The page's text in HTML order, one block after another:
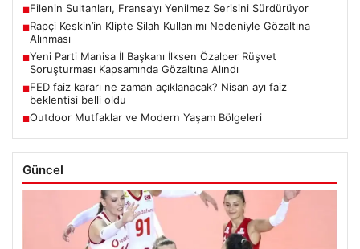
■Filenin Sultanları, Fransa’yı Yenilmez Serisini Sürdürüyor
■Rapçi Keskin’in Klipte Silah Kullanımı Nedeniyle Gözaltına
Alınması
■Yeni Parti Manisa İl Başkanı İlksen Özalper Rüşvet
Soruşturması Kapsamında Gözaltına Alındı
■FED faiz kararı ne zaman açıklanacak? Nisan ayı faiz
beklentisi belli oldu
■Outdoor Mutfaklar ve Modern Yaşam Bölgeleri
Güncel